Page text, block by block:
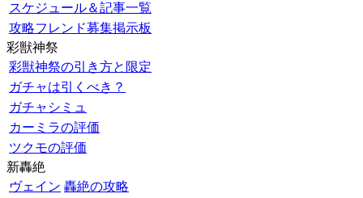
スケジュール＆記事一覧
攻略フレンド募集掲示板
彩獣神祭
彩獣神祭の引き方と限定
ガチャは引くべき？
ガチャシミュ
カーミラの評価
ツクモの評価
新轟絶
ヴェイン 轟絶の攻略